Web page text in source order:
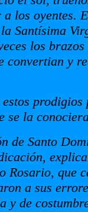
los oyentes.
Santísima
los
convertian y
prodigios
se la
de Santo
Rosario, que
a sus
y de